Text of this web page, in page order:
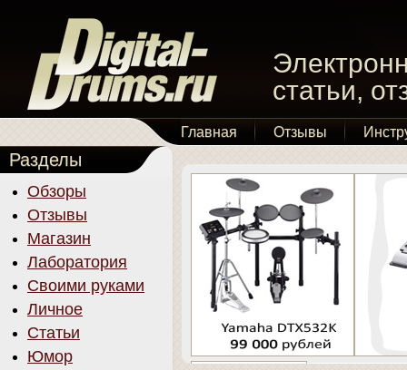
статьи,
Главная Отзывы
Разделы
Обзоры
Отзывы
Магазин
Лаборатория
Своими руками
Личное
Статьи
Юмор